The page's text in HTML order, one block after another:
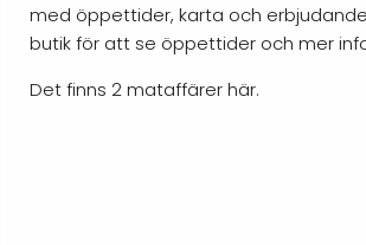
med öppettider, karta och
butik för att se öppettider och mer
Det finns 2 mataffärer här.